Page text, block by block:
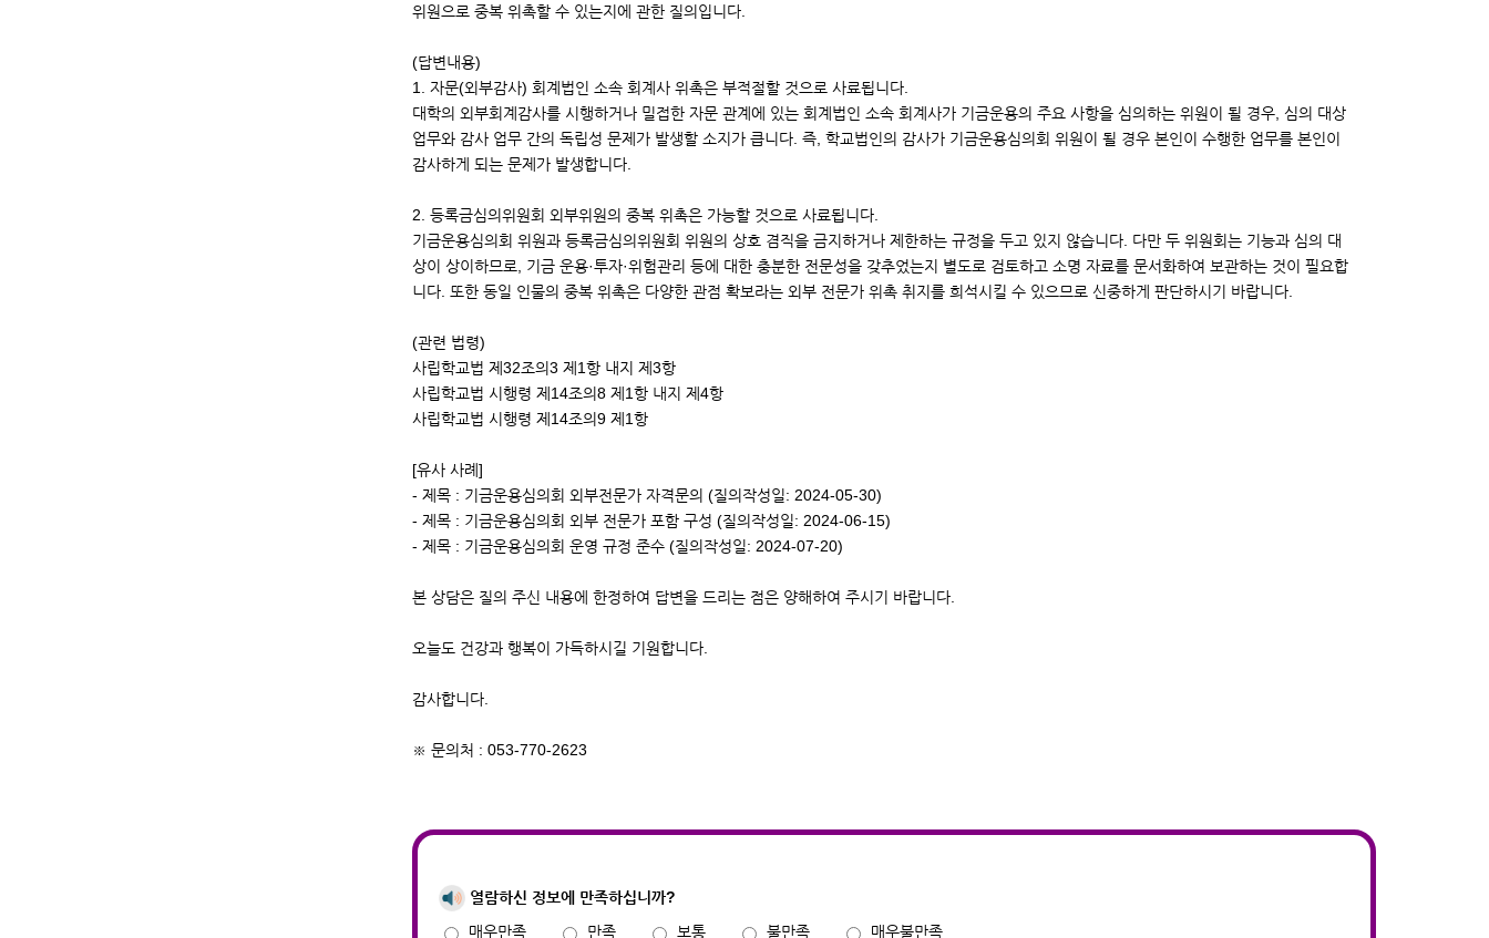
위원으로 중복 위촉할 수 있는지에 관한 질의입니다.
(답변내용)
1. 자문(외부감사) 회계법인 소속 회계사 위촉은 부적절할 것으로 사료됩니다.
대학의 외부회계감사를 시행하거나 밀접한 자문 관계에 있는 회계법인 소속 회계사가 기금운용의 주요 사항을 심의하는 위원이 될 경우, 심의 대상
업무와 감사 업무 간의 독립성 문제가 발생할 소지가 큽니다. 즉, 학교법인의 감사가 기금운용심의회 위원이 될 경우 본인이 수행한 업무를 본인이
감사하게 되는 문제가 발생합니다.
2. 등록금심의위원회 외부위원의 중복 위촉은 가능할 것으로 사료됩니다.
기금운용심의회 위원과 등록금심의위원회 위원의 상호 겸직을 금지하거나 제한하는 규정을 두고 있지 않습니다. 다만 두 위원회는 기능과 심의 대
상이 상이하므로, 기금 운용·투자·위험관리 등에 대한 충분한 전문성을 갖추었는지 별도로 검토하고 소명 자료를 문서화하여 보관하는 것이 필요합
니다. 또한 동일 인물의 중복 위촉은 다양한 관점 확보라는 외부 전문가 위촉 취지를 희석시킬 수 있으므로 신중하게 판단하시기 바랍니다.
(관련 법령)
사립학교법 제32조의3 제1항 내지 제3항
사립학교법 시행령 제14조의8 제1항 내지 제4항
사립학교법 시행령 제14조의9 제1항
[유사 사례]
- 제목 : 기금운용심의회 외부전문가 자격문의 (질의작성일: 2024-05-30)
- 제목 : 기금운용심의회 외부 전문가 포함 구성 (질의작성일: 2024-06-15)
- 제목 : 기금운용심의회 운영 규정 준수 (질의작성일: 2024-07-20)
본 상담은 질의 주신 내용에 한정하여 답변을 드리는 점은 양해하여 주시기 바랍니다.
오늘도 건강과 행복이 가득하시길 기원합니다.
감사합니다.
※ 문의처 : 053-770-2623
열람하신 정보에 만족하십니까?
매우만족
만족 보통 불만족 매우불만족